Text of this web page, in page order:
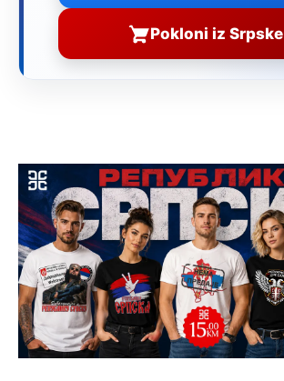
Pokloni iz Srpske